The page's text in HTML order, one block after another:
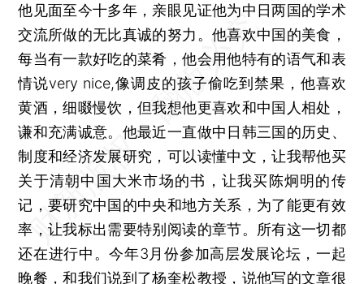
他见面至今十多年，亲眼见证他为中日两国的学术
交流所做的无比真诚的努力。他喜欢中国的美食，
每当有一款好吃的菜肴，他会用他特有的语气和表
情说very nice,像调皮的孩子偷吃到禁果，他喜欢
黄酒，细啜慢饮，但我想他更喜欢和中国人相处，
谦和充满诚意。他最近一直做中日韩三国的历史、
制度和经济发展研究，可以读懂中文，让我帮他买
关于清朝中国大米市场的书，让我买陈炯明的传
记，要研究中国的中央和地方关系，为了能更有效
率，让我标出需要特别阅读的章节。所有这一切都
还在进行中。今年3月份参加高层发展论坛，一起
晚餐，和我们说到了杨奎松教授，说他写的文章很